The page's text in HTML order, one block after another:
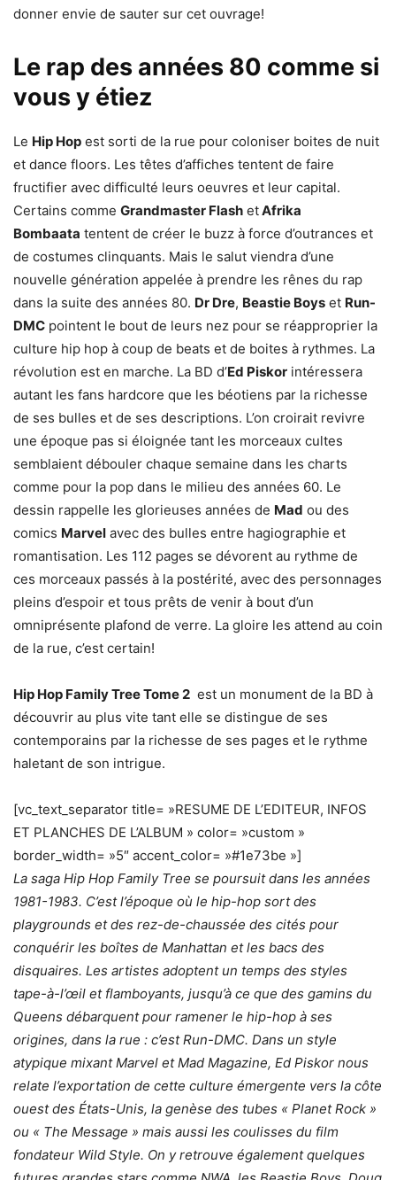
donner envie de sauter sur cet ouvrage!
Le rap des années 80 comme si
vous y étiez
Le Hip Hop est sorti de la rue pour coloniser boites de nuit
et dance floors. Les têtes d’affiches tentent de faire
fructifier avec difficulté leurs oeuvres et leur capital.
Certains comme Grandmaster Flash etAfrika
Bombaata tentent de créer le buzz à force d’outrances et
de costumes clinquants. Mais le salut viendra d’une
nouvelle génération appelée à prendre les rênes du rap
dans la suite des années 80. Dr Dre, Beastie Boys et Run-
DMC pointent le bout de leurs nez pour se réapproprier la
culture hip hop à coup de beats et de boites à rythmes. La
révolution est en marche. La BD d’Ed Piskor intéressera
autant les fans hardcore que les béotiens par la richesse
de ses bulles et de ses descriptions. L’on croirait revivre
une époque pas si éloignée tant les morceaux cultes
semblaient débouler chaque semaine dans les charts
comme pour la pop dans le milieu des années 60. Le
dessin rappelle les glorieuses années de Mad ou des
comics Marvel avec des bulles entre hagiographie et
romantisation. Les 112 pages se dévorent au rythme de
ces morceaux passés à la postérité, avec des personnages
pleins d’espoir et tous prêts de venir à bout d’un
omniprésente plafond de verre. La gloire les attend au coin
de la rue, c’est certain!
Hip Hop Family Tree Tome 2 est un monument de la BD à
découvrir au plus vite tant elle se distingue de ses
contemporains par la richesse de ses pages et le rythme
haletant de son intrigue.
[vc_text_separator title= »RESUME DE L’EDITEUR, INFOS
ET PLANCHES DE L’ALBUM » color= »custom »
border_width= »5″ accent_color= »#1e73be »]
La saga Hip Hop Family Tree se poursuit dans les années
1981-1983. C’est l’époque où le hip-hop sort des
playgrounds et des rez-de-chaussée des cités pour
conquérir les boîtes de Manhattan et les bacs des
disquaires. Les artistes adoptent un temps des styles
tape-à-l’œil et flamboyants, jusqu’à ce que des gamins du
Queens débarquent pour ramener le hip-hop à ses
origines, dans la rue : c’est Run-DMC. Dans un style
atypique mixant Marvel et Mad Magazine, Ed Piskor nous
relate l’exportation de cette culture émergente vers la côte
ouest des États-Unis, la genèse des tubes « Planet Rock »
ou « The Message » mais aussi les coulisses du film
fondateur Wild Style. On y retrouve également quelques